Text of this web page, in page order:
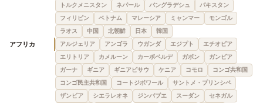
トルクメニスタン
ネパール バングラデシュ
パキスタン
フィリピン
ベトナム マレーシア ミャンマー
モンゴル
ラオス
中国 北朝鮮 日本 韓国
アフリカ アルジェリア アンゴラ ウガンダ エジプト
エチオピア
エリトリア
カメルーン カーボベルデ ガボン
ガンビア
ガーナ
ギニア ギニアビサウ ケニア コモロ
コンゴ共和国
コンゴ民主共和国
コートジボワール
サントメ・プリンシペ
ザンビア
シエラレオネ ジンバブエ スーダン
セネガル